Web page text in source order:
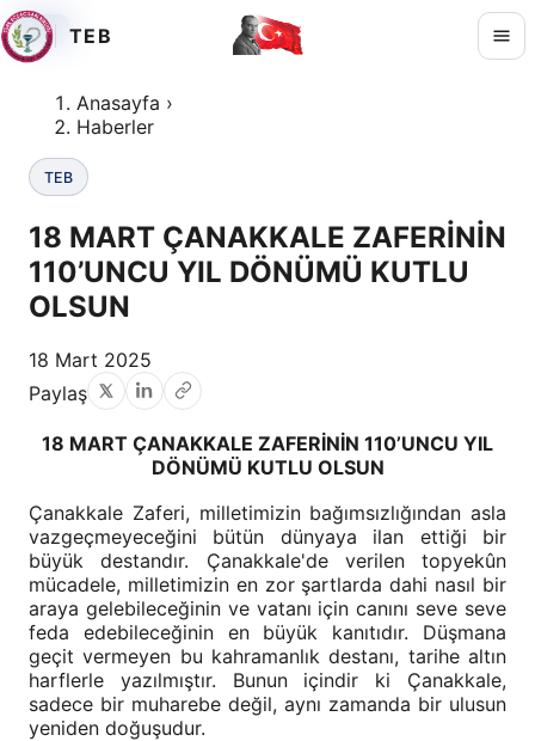
TEB
Anasayfa ›
Haberler
TEB
18 MART ÇANAKKALE ZAFERİNİN
110’UNCU YIL DÖNÜMÜ KUTLU
OLSUN
18 Mart 2025
Paylaş
18 MART ÇANAKKALE ZAFERİNİN 110’UNCU YIL
DÖNÜMÜ KUTLU OLSUN
Çanakkale Zaferi, milletimizin bağımsızlığından asla
vazgeçmeyeceğini bütün dünyaya ilan ettiği bir
büyük destandır. Çanakkale'de verilen topyekûn
mücadele, milletimizin en zor şartlarda dahi nasıl bir
araya gelebileceğinin ve vatanı için canını seve seve
feda edebileceğinin en büyük kanıtıdır. Düşmana
geçit vermeyen bu kahramanlık destanı, tarihe altın
harflerle yazılmıştır. Bunun içindir ki Çanakkale,
sadece bir muharebe değil, aynı zamanda bir ulusun
yeniden doğuşudur.
TEB
TEB
TEB